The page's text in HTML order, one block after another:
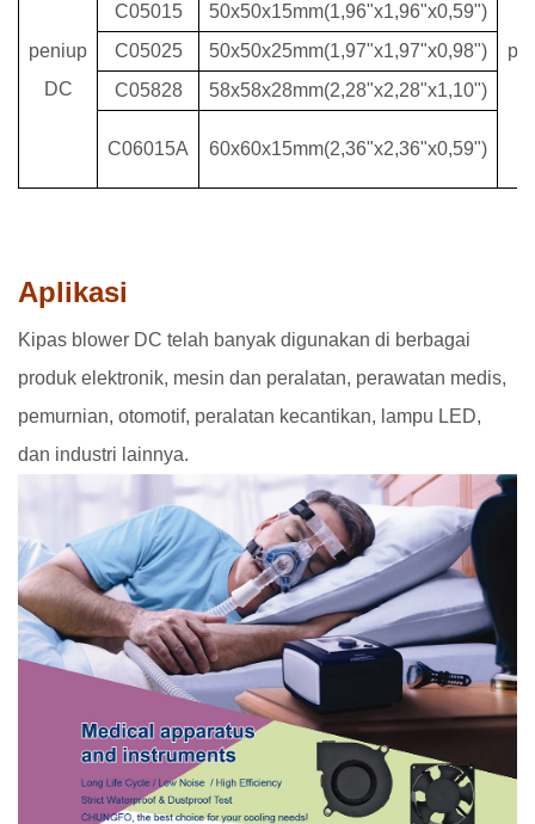
peniup
DC
C05015
50x50x15mm(1,96"x1,96"x0,59")
C05025
50x50x25mm(1,97"x1,97"x0,98")
C05828
58x58x28mm(2,28"x2,28"x1,10")
C06015A 60x60x15mm(2,36"x2,36"x0,59")
Aplikasi
Kipas blower DC telah banyak digunakan di berbagai
produk elektronik, mesin dan peralatan, perawatan medis,
pemurnian, otomotif, peralatan kecantikan, lampu LED,
dan industri lainnya.